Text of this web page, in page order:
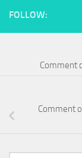
FOLLOW:
Comment
Comment